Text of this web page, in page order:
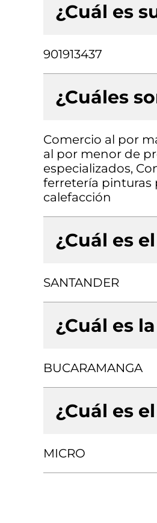
¿Cuál es
901913437
¿Cuáles
Comercio al por
al por menor de
especializados,
ferretería pinturas
calefacción
¿Cuál es
SANTANDER
¿Cuál es
BUCARAMANGA
¿Cuál es
MICRO